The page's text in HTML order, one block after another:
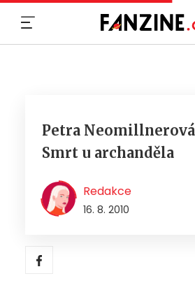
Petra
Smrt u archanděla
Redakce
16. 8. 2010